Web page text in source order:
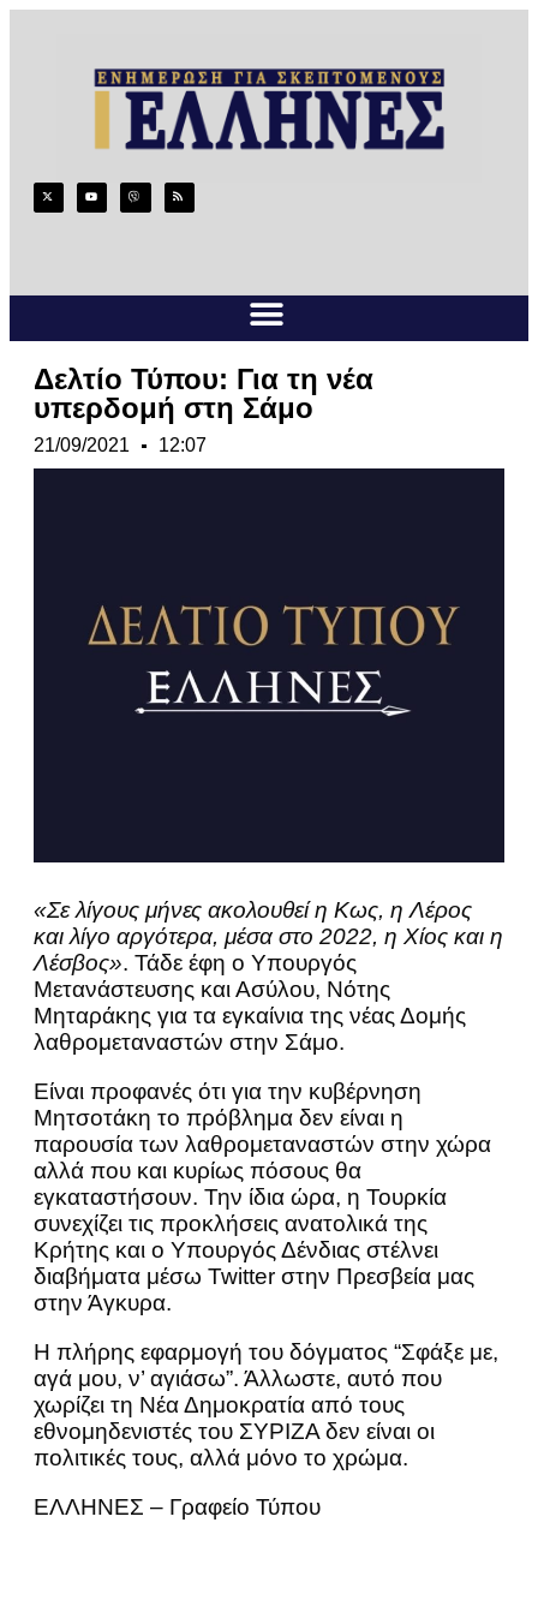
Δελτίο Τύπου: Για τη νέα
υπερδομή στη Σάμο
21/09/2021 12:07
«Σε λίγους μήνες ακολουθεί η Κως, η Λέρος
και λίγο αργότερα, μέσα στο 2022, η Χίος και η
Λέσβος». Τάδε έφη ο Υπουργός
Μετανάστευσης και Ασύλου, Νότης
Μηταράκης για τα εγκαίνια της νέας Δομής
λαθρομεταναστών στην Σάμο.
Είναι προφανές ότι για την κυβέρνηση
Μητσοτάκη το πρόβλημα δεν είναι η
παρουσία των λαθρομεταναστών στην χώρα
αλλά που και κυρίως πόσους θα
εγκαταστήσουν. Την ίδια ώρα, η Τουρκία
συνεχίζει τις προκλήσεις ανατολικά της
Κρήτης και ο Υπουργός Δένδιας στέλνει
διαβήματα μέσω Twitter στην Πρεσβεία μας
στην Άγκυρα.
Η πλήρης εφαρμογή του δόγματος “Σφάξε με,
αγά μου, ν’ αγιάσω”. Άλλωστε, αυτό που
χωρίζει τη Νέα Δημοκρατία από τους
εθνομηδενιστές του ΣΥΡΙΖΑ δεν είναι οι
πολιτικές τους, αλλά μόνο το χρώμα.
ΕΛΛΗΝΕΣ – Γραφείο Τύπου